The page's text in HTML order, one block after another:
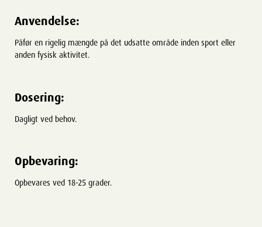
Anvendelse:
Påfør en rigelig mængde på det udsatte område inden sport eller
anden fysisk aktivitet.
Dosering:
Dagligt ved behov.
Opbevaring:
Opbevares ved 18-25 grader.